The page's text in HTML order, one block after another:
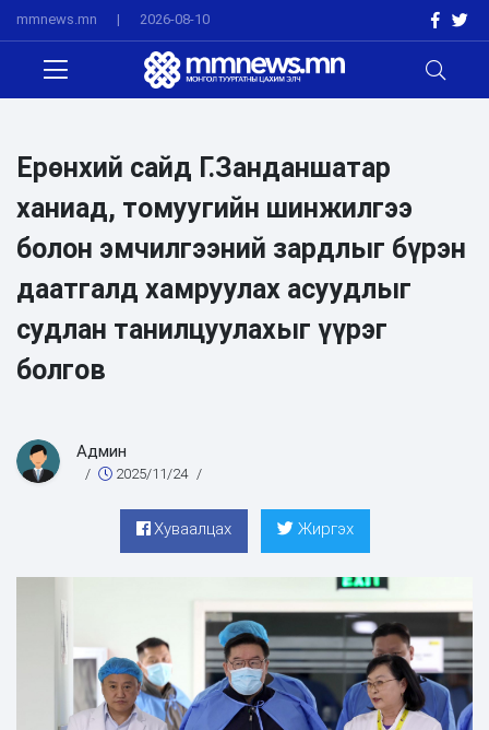
mmnews.mn | 2026-08-10
Ерөнхий сайд Г.Занданшатар
ханиад, томуугийн шинжилгээ
болон эмчилгээний зардлыг бүрэн
даатгалд хамруулах асуудлыг
судлан танилцуулахыг үүрэг
болгов
Админ
/ 2025/11/24 /
Хуваалцах Жиргэх